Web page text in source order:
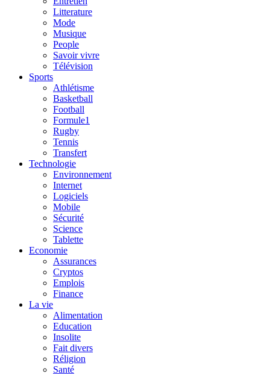
Litterature
Mode
Musique
People
Savoir vivre
Télévision
Sports
Athlétisme
Basketball
Football
Formule1
Rugby
Tennis
Transfert
Technologie
Environnement
Internet
Logiciels
Mobile
Sécurité
Science
Tablette
Economie
Assurances
Cryptos
Emplois
Finance
La vie
Alimentation
Education
Insolite
Fait divers
Réligion
Santé